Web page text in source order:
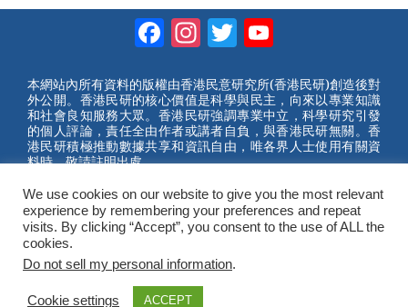
Facebook
Instagram
Twitter
本網站內所有資料的版權由香港民意研究所(香港民研)創造後對
外公開。香港民研的核心價值是科學與民主，向來以專業知識
和社會良知服務大眾。香港民研強調專業中立，科學研究引發
的個人評論，責任全由作者或講者自負，與香港民研無關。香
港民研積極推動數據共享和資訊自由，唯各界人士使用有關資
料時，敬請註明出處。
2023 © Hong Kong Public Opinion Research Institute
香港民意研究所 |網站使用條款(英文)
We use cookies on our website to give you the most relevant
experience by remembering your preferences and repeat
visits. By clicking “Accept”, you consent to the use of ALL the
cookies.
Do not sell my personal information.
Cookie settings ACCEPT